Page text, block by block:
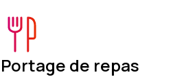
Portage de repas